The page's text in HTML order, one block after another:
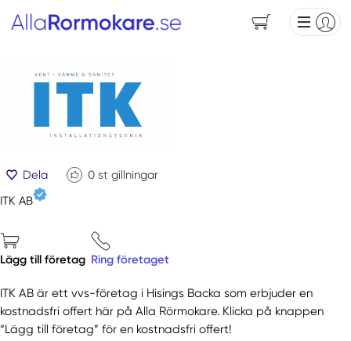
Dela 0 st gillningar
ITK AB
Lägg till företag Ring företaget
ITK AB är ett vvs-företag i Hisings Backa som erbjuder en
kostnadsfri offert här på Alla Rörmokare. Klicka på knappen
“Lägg till företag” för en kostnadsfri offert!